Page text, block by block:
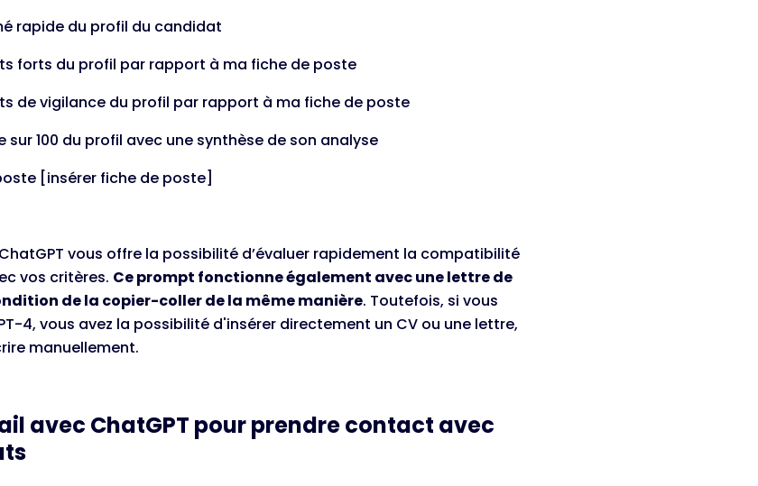
rapide du profil du candidat
forts du profil par rapport à ma fiche de poste
de vigilance du profil par rapport à ma fiche de poste
sur 100 du profil avec une synthèse de son analyse
[insérer fiche de poste]
vous offre la possibilité d’évaluer rapidement la compatibilité
vos critères. Ce prompt fonctionne également avec une lettre de
de la copier-coller de la même manière. Toutefois, si vous
4, vous avez la possibilité d'insérer directement un CV ou une lettre,
manuellement.
avec ChatGPT pour prendre contact avec